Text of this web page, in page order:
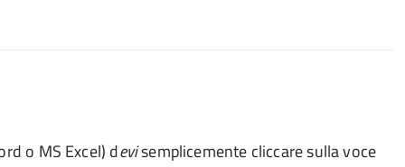
o MS Excel) devisemplicemente cliccare sulla voce